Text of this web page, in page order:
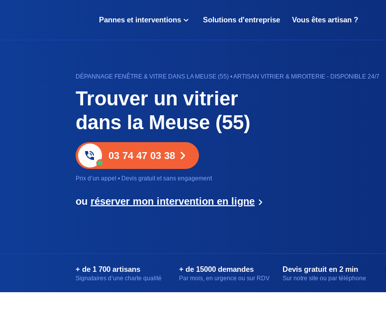
Pannes et interventions Solutions d'entreprise Vous êtes artisan ?
DÉPANNAGE FENÊTRE & VITRE DANS LA MEUSE (55) • ARTISAN VITRIER & MIROITERIE - DISPONIBLE 24/7
Trouver un vitrier
dans la Meuse (55)
03 74 47 03 38
Prix d’un appel • Devis gratuit et sans engagement
ou réserver mon intervention en ligne
+ de 1 700 artisans
Signataires d’une charte qualité
+ de 15000 demandes
Par mois, en urgence ou sur RDV
Devis gratuit en 2 min
Sur notre site ou par téléphone